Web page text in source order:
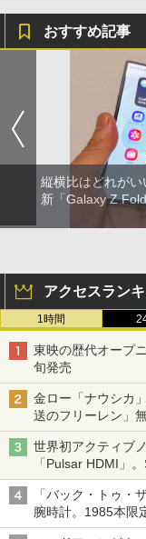
おすすめ記事
縦横比はどれが
新「Galaxy Z Fold
アクセスラン
1時間
東映の歴代オープ
旬発売
金ロー「ナウシカ
送のフリーレン」
世界初アクティブ
「Pulsar HDMI」
「バック・トゥ・
腕時計。1985本限